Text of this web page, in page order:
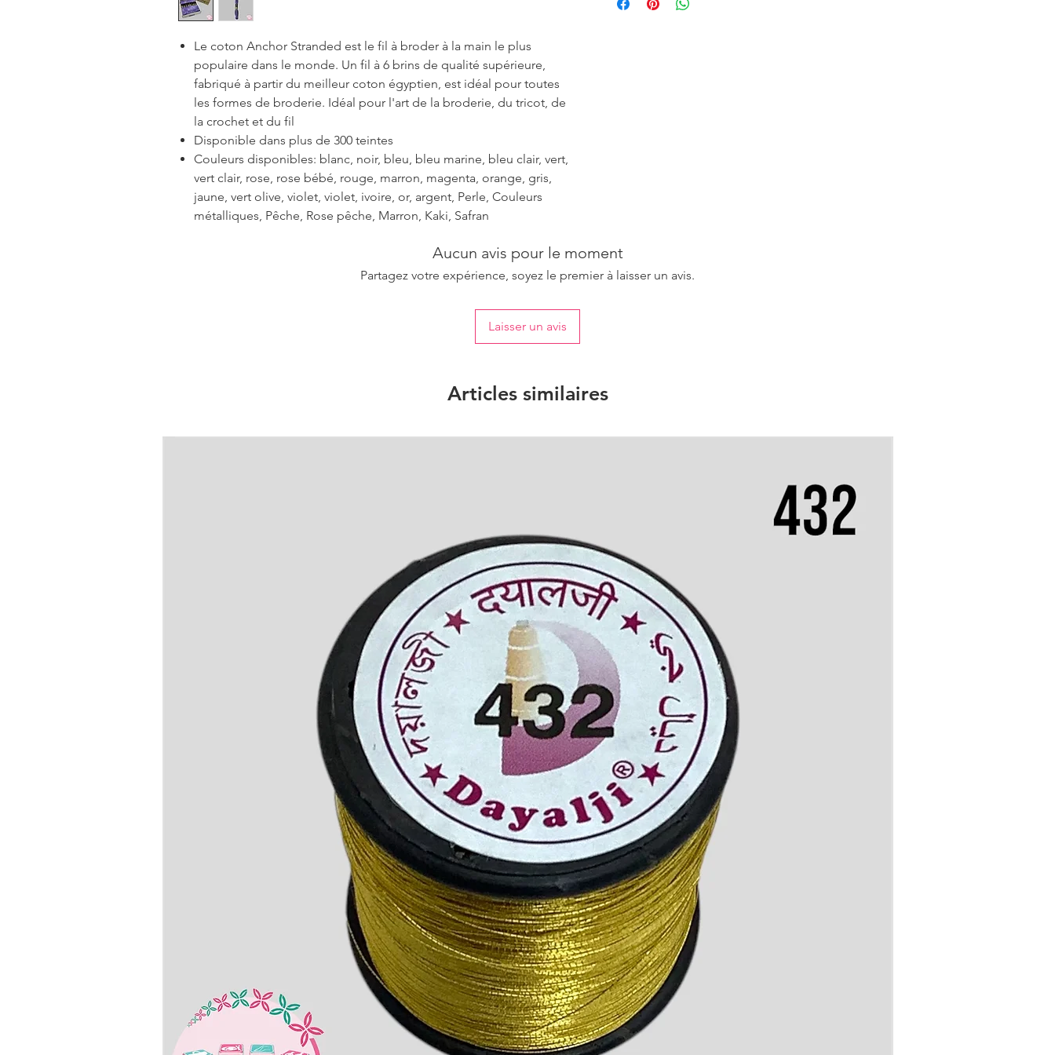
Le coton Anchor Stranded est le fil à broder à la main le plus
populaire dans le monde. Un fil à 6 brins de qualité supérieure,
fabriqué à partir du meilleur coton égyptien, est idéal pour toutes
les formes de broderie. Idéal pour l'art de la broderie, du tricot, de
la crochet et du fil
Disponible dans plus de 300 teintes
Couleurs disponibles: blanc, noir, bleu, bleu marine, bleu clair, vert,
vert clair, rose, rose bébé, rouge, marron, magenta, orange, gris,
jaune, vert olive, violet, violet, ivoire, or, argent, Perle, Couleurs
métalliques, Pêche, Rose pêche, Marron, Kaki, Safran
ensure the uniformity of colour.
Aucun avis pour le moment
Partagez votre expérience, soyez le premier à laisser un avis.
Laisser un avis
Articles similaires